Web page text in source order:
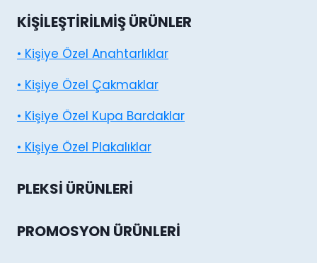
KIŞILEŞTIRILMIŞ ÜRÜNLER
• Kişiye Özel Anahtarlıklar
• Kişiye Özel Çakmaklar
• Kişiye Özel Kupa Bardaklar
• Kişiye Özel Plakalıklar
PLEKSI ÜRÜNLERI
PROMOSYON ÜRÜNLERI